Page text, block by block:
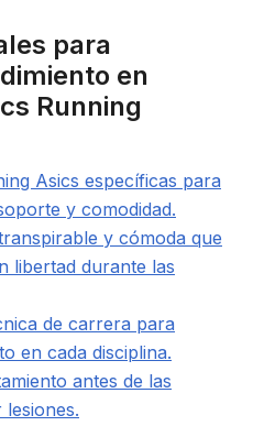
para
en
Running
Asics específicas para
y comodidad.
y cómoda que
libertad durante las
de carrera para
en cada disciplina.
antes de las